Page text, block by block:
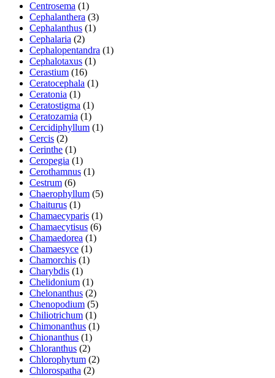
Centrosema (1)
Cephalanthera (3)
Cephalanthus (1)
Cephalaria (2)
Cephalopentandra (1)
Cephalotaxus (1)
Cerastium (16)
Ceratocephala (1)
Ceratonia (1)
Ceratostigma (1)
Ceratozamia (1)
Cercidiphyllum (1)
Cercis (2)
Cerinthe (1)
Ceropegia (1)
Cerothamnus (1)
Cestrum (6)
Chaerophyllum (5)
Chaiturus (1)
Chamaecyparis (1)
Chamaecytisus (6)
Chamaedorea (1)
Chamaesyce (1)
Chamorchis (1)
Charybdis (1)
Chelidonium (1)
Chelonanthus (2)
Chenopodium (5)
Chiliotrichum (1)
Chimonanthus (1)
Chionanthus (1)
Chloranthus (2)
Chlorophytum (2)
Chlorospatha (2)